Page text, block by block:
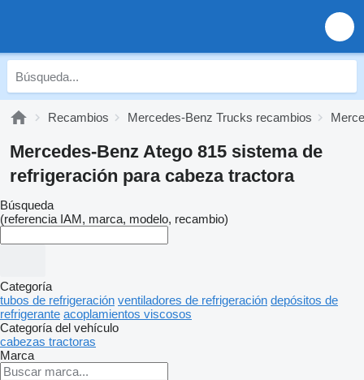
Recambios Mercedes-Benz Trucks recambios
Mercedes-Benz Atego 815 sistema de
refrigeración para cabeza tractora
Búsqueda
(referencia IAM, marca, modelo, recambio)
Categoría
tubos de refrigeración ventiladores de refrigeración depósitos de
refrigerante acoplamientos viscosos
Categoría del vehículo
cabezas tractoras
Marca